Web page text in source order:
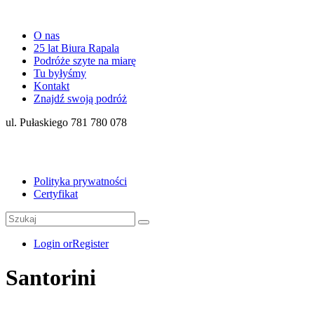
O nas
25 lat Biura Rapala
Podróże szyte na miarę
Tu byłyśmy
Kontakt
Znajdź swoją podróż
ul. Pułaskiego 781 780 078
Polityka prywatności
Certyfikat
Login orRegister
Santorini